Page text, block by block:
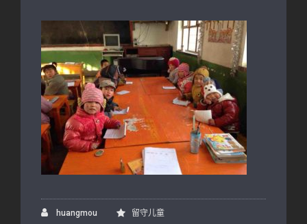
huangmou 留守儿童